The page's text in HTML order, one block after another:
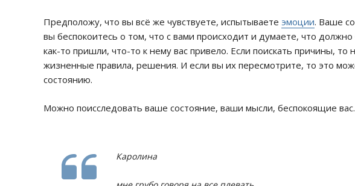
Предположу, что вы всё же чувствуете, испытываете эмоции. Ваше
вы беспокоитесь о том, что с вами происходит и думаете, что
как-то пришли, что-то к нему вас привело. Если поискать причины, то
жизненные правила, решения. И если вы их пересмотрите, то это
состоянию.
Можно поисследовать ваше состояние, ваши мысли, беспокоящие
Каролина